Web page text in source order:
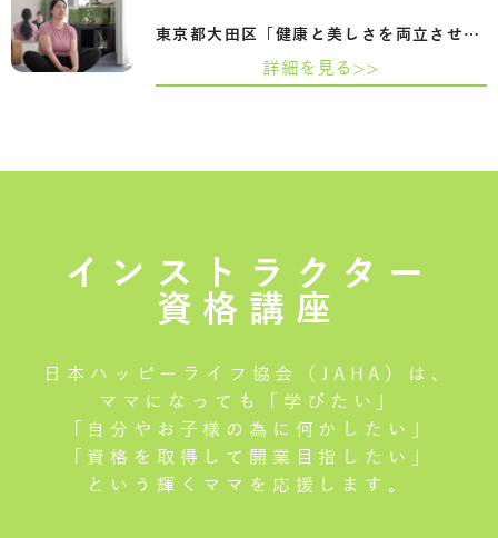
東京都大田区「健康と美しさを両立させる…
詳細を見る>>
インストラクター
資格講座
日本ハッピーライフ協会（JAHA）は、
ママになっても「学びたい」
「自分やお子様の為に何かしたい」
「資格を取得して開業目指したい」
という輝くママを応援します。